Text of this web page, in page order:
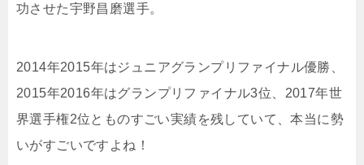
功させた宇野昌磨選手。
2014年2015年はジュニアグランプリファイナル優勝、
2015年2016年はグランプリファイナル3位、2017年世
界選手権2位とものすごい実績を残していて、本当に勢
いがすごいですよね！